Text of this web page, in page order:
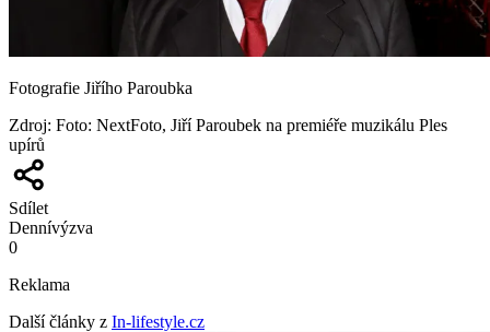
Fotografie Jiřího Paroubka
Zdroj: Foto: NextFoto, Jiří Paroubek na premiéře muzikálu Ples
upírů
Sdílet
Dennívýzva
0
Reklama
Další články z In-lifestyle.cz